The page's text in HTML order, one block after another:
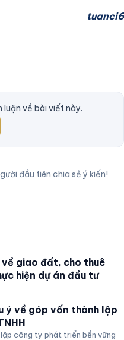
tuanci6
về bài viết này.
đầu tiên chia sẻ ý kiến!
về giao đất, cho thuê
hiện dự án đầu tư
ý về góp vốn thành lập
lập công ty phát triển bền vững